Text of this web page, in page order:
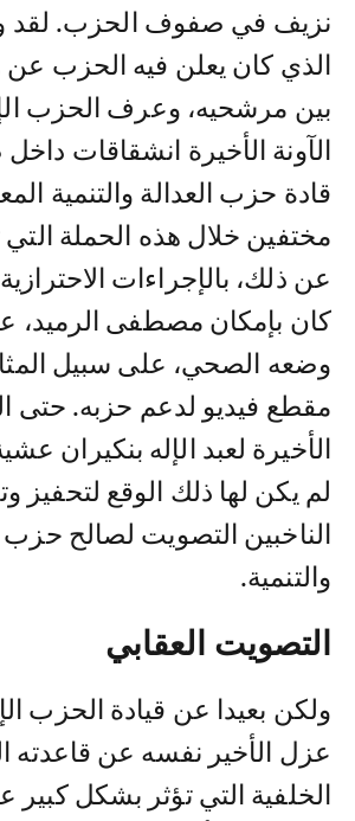
نزيف في صفوف الحزب. لقد
الذي كان يعلن فيه الحزب
بين مرشحيه، وعرف الحزب
الآونة الأخيرة انشقاقات
قادة حزب العدالة والتنمية
مختفين خلال هذه الحملة
عن ذلك، بالإجراءات
كان بإمكان مصطفى الرميد،
وضعه الصحي، على سبيل
مقطع فيديو لدعم حزبه. حتى
الأخيرة لعبد الإله بنكيران
لم يكن لها ذلك الوقع لتحفيز
الناخبين التصويت لصالح حزب
والتنمية.
التصويت العقابي
ولكن بعيدا عن قيادة الحزب
عزل الأخير نفسه عن قاعدته
الخلفية التي تؤثر بشكل كبير